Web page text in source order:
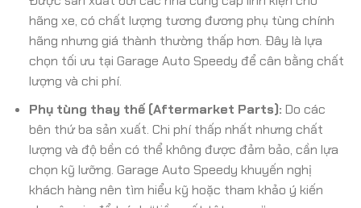
hãng xe, có chất lượng tương đương phụ tùng chính
hãng nhưng giá thành thường thấp hơn. Đây là lựa
chọn tối ưu tại Garage Auto Speedy để cân bằng chất
lượng và chi phí.
Phụ tùng thay thế (Aftermarket Parts): Do các
bên thứ ba sản xuất. Chi phí thấp nhất nhưng chất
lượng và độ bền có thể không được đảm bảo, cần lựa
chọn kỹ lưỡng. Garage Auto Speedy khuyến nghị
khách hàng nên tìm hiểu kỹ hoặc tham khảo ý kiến